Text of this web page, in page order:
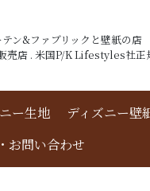
ン&ファブリックと壁紙の
売店 . 米国P/K Lifestyles社正
ー生地 ディズニー壁
お問い合わせ